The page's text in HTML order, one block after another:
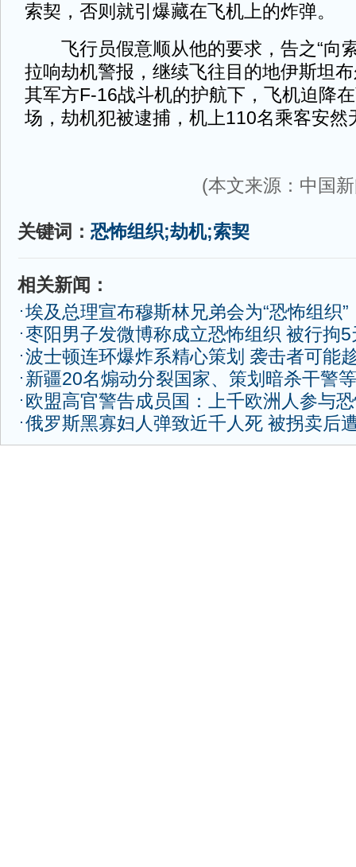
索契，否则就引爆藏在飞机上的炸弹。
飞行员假意顺从他的要求，告之“向
拉响劫机警报，继续飞往目的地伊斯坦
其军方F-16战斗机的护航下，飞机迫降
场，劫机犯被逮捕，机上110名乘客安然
(本文来源：中国
关键词：恐怖组织;劫机;索契
相关新闻：
埃及总理宣布穆斯林兄弟会为“恐怖组织”
枣阳男子发微博称成立恐怖组织 被行拘5
波士顿连环爆炸系精心策划 袭击者可能
新疆20名煽动分裂国家、策划暗杀干警
欧盟高官警告成员国：上千欧洲人参与
俄罗斯黑寡妇人弹致近千人死 被拐卖后